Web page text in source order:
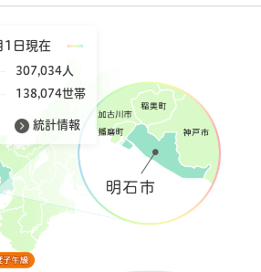
1日現在
307,034人
138,074世帯
統計情報